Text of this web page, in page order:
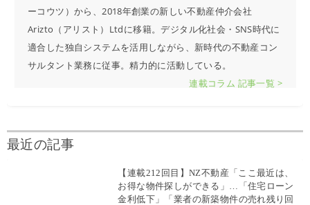
ーコウツ）から、2018年創業の新しい不動産仲介会社
Arizto（アリスト）Ltdに移籍。デジタル化社会・SNS時代に
適合した独自システムを活用しながら、新時代の不動産コン
サルタント業務に従事。精力的に活動している。
連載コラム 記事一覧 >
最近の記事
【連載212回目】NZ不動産「ここ最近は、
お得な物件探しができる」…「住宅ローン
金利低下」「業者の新築物件の売れ残り回